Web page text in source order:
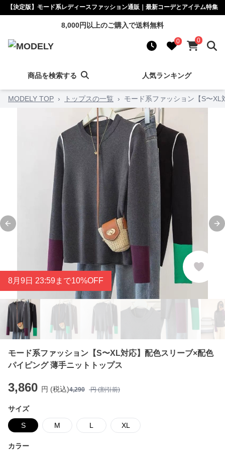
【決定版】モード系レディースファッション通販｜最新コーデとアイテム特集
8,000円以上のご購入で送料無料
0 0
商品を検索する 人気ランキング
MODELY TOP › トップスの一覧 › モード系ファッション【S〜
Previous slide
8月 9 日 23:59まで10%OFF
モード系ファッション【S〜XL対応】配色スリーブ×配色
パイピング 薄手ニットトップス
3,860 円 (税込)4,290 円 (割引前)
サイズ
S M L XL
カラー